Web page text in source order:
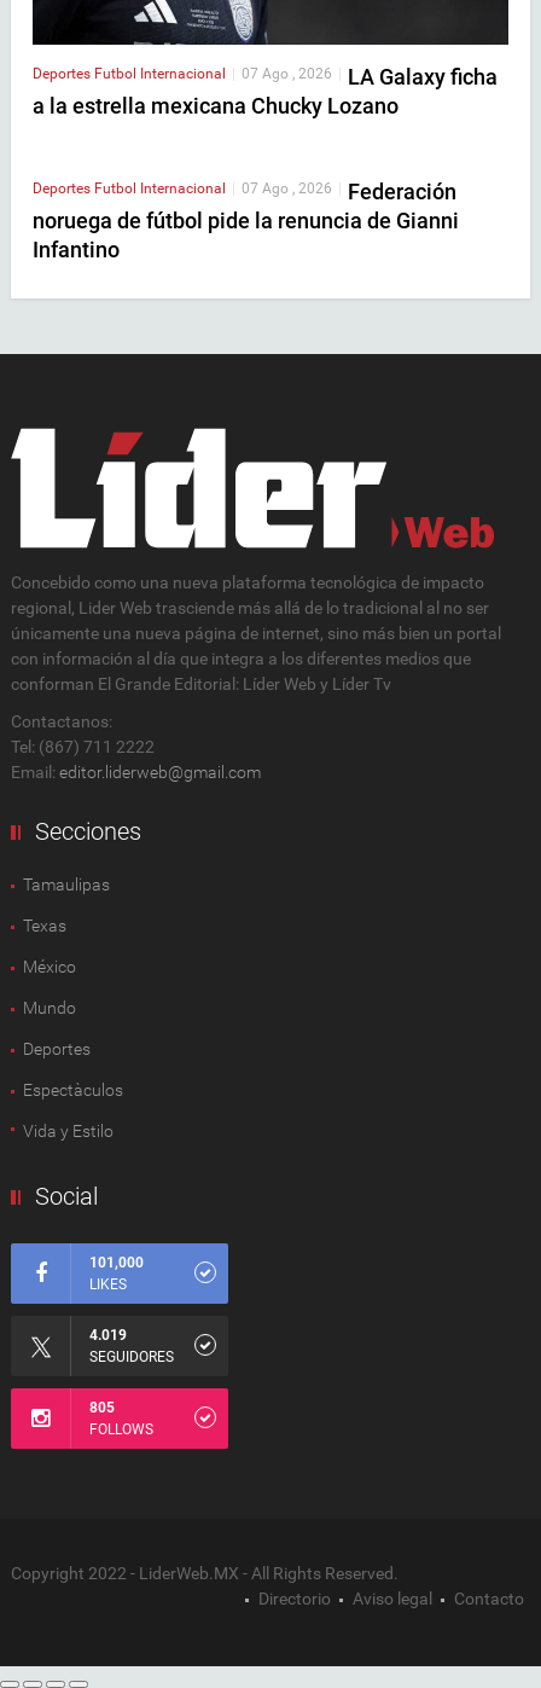
Deportes Futbol Internacional 07 Ago , 2026
LA Galaxy ficha
a la estrella mexicana Chucky Lozano
Deportes Futbol Internacional | 07 Ago , 2026 | Federación
noruega de fútbol pide la renuncia de Gianni
Infantino
Concebido como una nueva plataforma tecnológica de impacto
regional, Lider Web trasciende más allá de lo tradicional al no ser
únicamente una nueva página de internet, sino más bien un portal
con información al día que integra a los diferentes medios que
conforman El Grande Editorial: Líder Web y Líder Tv
Contactanos:
Tel: (867) 711 2222
Email: editor.liderweb@gmail.com
Secciones
Tamaulipas
Texas
México
Mundo
Deportes
Espectàculos
Vida y Estilo
Social
101,000
LIKES
4.019
SEGUIDORES
805
FOLLOWS
Copyright 2022 - LiderWeb.MX - All Rights Reserved.
Directorio
Aviso legal Contacto